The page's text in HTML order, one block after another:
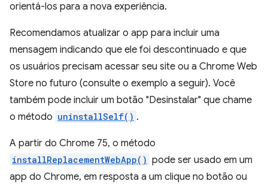
orientá-los para a nova experiência.
Recomendamos atualizar o app para incluir uma
mensagem indicando que ele foi descontinuado e que
os usuários precisam acessar seu site ou a Chrome Web
Store no futuro (consulte o exemplo a seguir). Você
também pode incluir um botão "Desinstalar" que chame
o método uninstallSelf() .
A partir do Chrome 75, o método
installReplacementWebApp() pode ser usado em um
app do Chrome, em resposta a um clique no botão ou